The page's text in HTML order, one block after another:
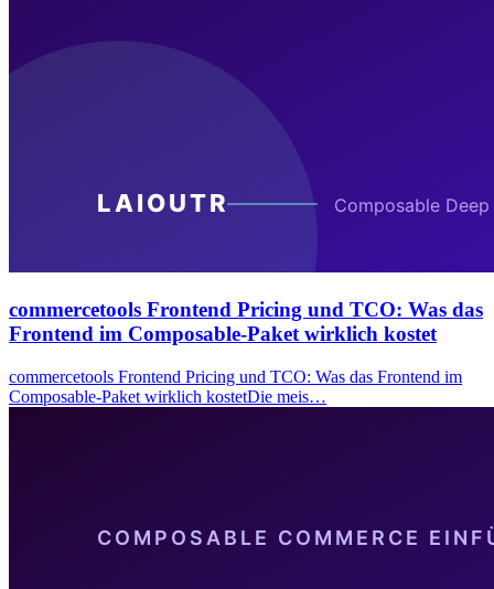
commercetools Frontend Pricing und TCO: Was das
Frontend im Composable-Paket wirklich kostet
commercetools Frontend Pricing und TCO: Was das Frontend im
Composable-Paket wirklich kostetDie meis…